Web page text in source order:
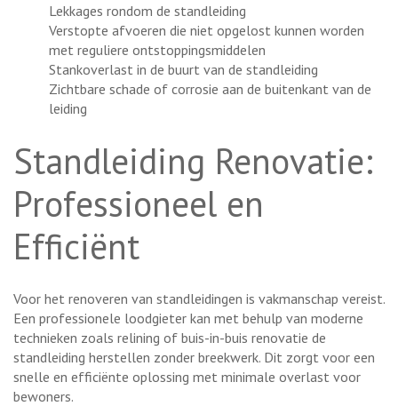
Lekkages rondom de standleiding
Verstopte afvoeren die niet opgelost kunnen worden
met reguliere ontstoppingsmiddelen
Stankoverlast in de buurt van de standleiding
Zichtbare schade of corrosie aan de buitenkant van de
leiding
Standleiding Renovatie:
Professioneel en
Efficiënt
Voor het renoveren van standleidingen is vakmanschap vereist.
Een professionele loodgieter kan met behulp van moderne
technieken zoals relining of buis-in-buis renovatie de
standleiding herstellen zonder breekwerk. Dit zorgt voor een
snelle en efficiënte oplossing met minimale overlast voor
bewoners.